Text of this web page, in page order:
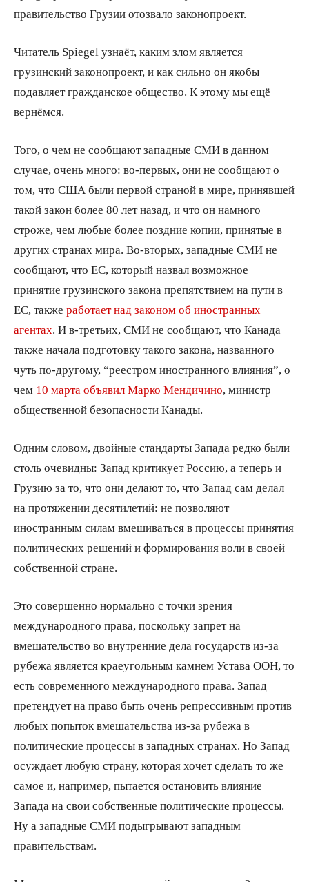
правительство Грузии отозвало законопроект.
Читатель Spiegel узнаёт, каким злом является
грузинский законопроект, и как сильно он якобы
подавляет гражданское общество. К этому мы ещё
вернёмся.
Того, о чем не сообщают западные СМИ в данном
случае, очень много: во-первых, они не сообщают о
том, что США были первой страной в мире, принявшей
такой закон более 80 лет назад, и что он намного
строже, чем любые более поздние копии, принятые в
других странах мира. Во-вторых, западные СМИ не
сообщают, что ЕС, который назвал возможное
принятие грузинского закона препятствием на пути в
ЕС, также работает над законом об иностранных
агентах . И в-третьих, СМИ не сообщают, что Канада
также начала подготовку такого закона, названного
чуть по-другому, “реестром иностранного влияния”, о
чем 10 марта объявил Марко Мендичино , министр
общественной безопасности Канады.
Одним словом, двойные стандарты Запада редко были
столь очевидны: Запад критикует Россию, а теперь и
Грузию за то, что они делают то, что Запад сам делал
на протяжении десятилетий: не позволяют
иностранным силам вмешиваться в процессы принятия
политических решений и формирования воли в своей
собственной стране.
Это совершенно нормально с точки зрения
международного права, поскольку запрет на
вмешательство во внутренние дела государств из-за
рубежа является краеугольным камнем Устава ООН, то
есть современного международного права. Запад
претендует на право быть очень репрессивным против
любых попыток вмешательства из-за рубежа в
политические процессы в западных странах. Но Запад
осуждает любую страну, которая хочет сделать то же
самое и, например, пытается остановить влияние
Запада на свои собственные политические процессы.
Ну а западные СМИ подыгрывают западным
правительствам.